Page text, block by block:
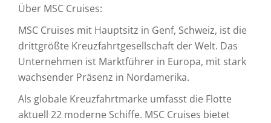
Über MSC Cruises:
MSC Cruises mit Hauptsitz in Genf, Schweiz, ist die
drittgrößte Kreuzfahrtgesellschaft der Welt. Das
Unternehmen ist Marktführer in Europa, mit stark
wachsender Präsenz in Nordamerika.
Als globale Kreuzfahrtmarke umfasst die Flotte
aktuell 22 moderne Schiffe. MSC Cruises bietet